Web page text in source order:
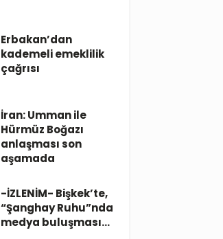
Erbakan’dan
kademeli emeklilik
çağrısı
İran: Umman ile
Hürmüz Boğazı
anlaşması son
aşamada
-İZLENİM- Bişkek’te,
“Şanghay Ruhu”nda
medya buluşması…